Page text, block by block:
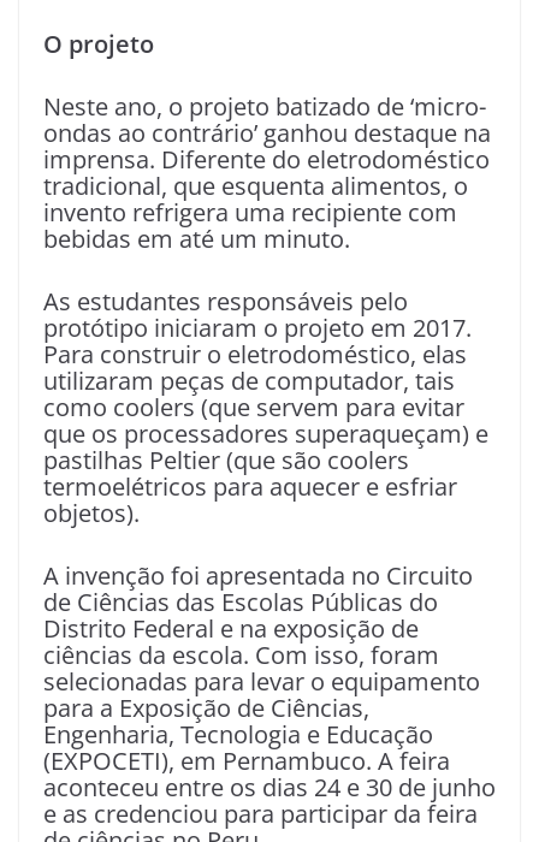
O projeto
Neste ano, o projeto batizado de ‘micro-
ondas ao contrário’ ganhou destaque na
imprensa. Diferente do eletrodoméstico
tradicional, que esquenta alimentos, o
invento refrigera uma recipiente com
bebidas em até um minuto.
As estudantes responsáveis pelo
protótipo iniciaram o projeto em 2017.
Para construir o eletrodoméstico, elas
utilizaram peças de computador, tais
como coolers (que servem para evitar
que os processadores superaqueçam) e
pastilhas Peltier (que são coolers
termoelétricos para aquecer e esfriar
objetos).
A invenção foi apresentada no Circuito
de Ciências das Escolas Públicas do
Distrito Federal e na exposição de
ciências da escola. Com isso, foram
selecionadas para levar o equipamento
para a Exposição de Ciências,
Engenharia, Tecnologia e Educação
(EXPOCETI), em Pernambuco. A feira
aconteceu entre os dias 24 e 30 de junho
e as credenciou para participar da feira